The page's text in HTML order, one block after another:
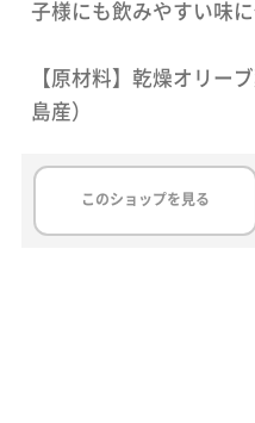
子様にも飲みやすい味に
【原材料】乾燥オリー
島産）
このショップを見る